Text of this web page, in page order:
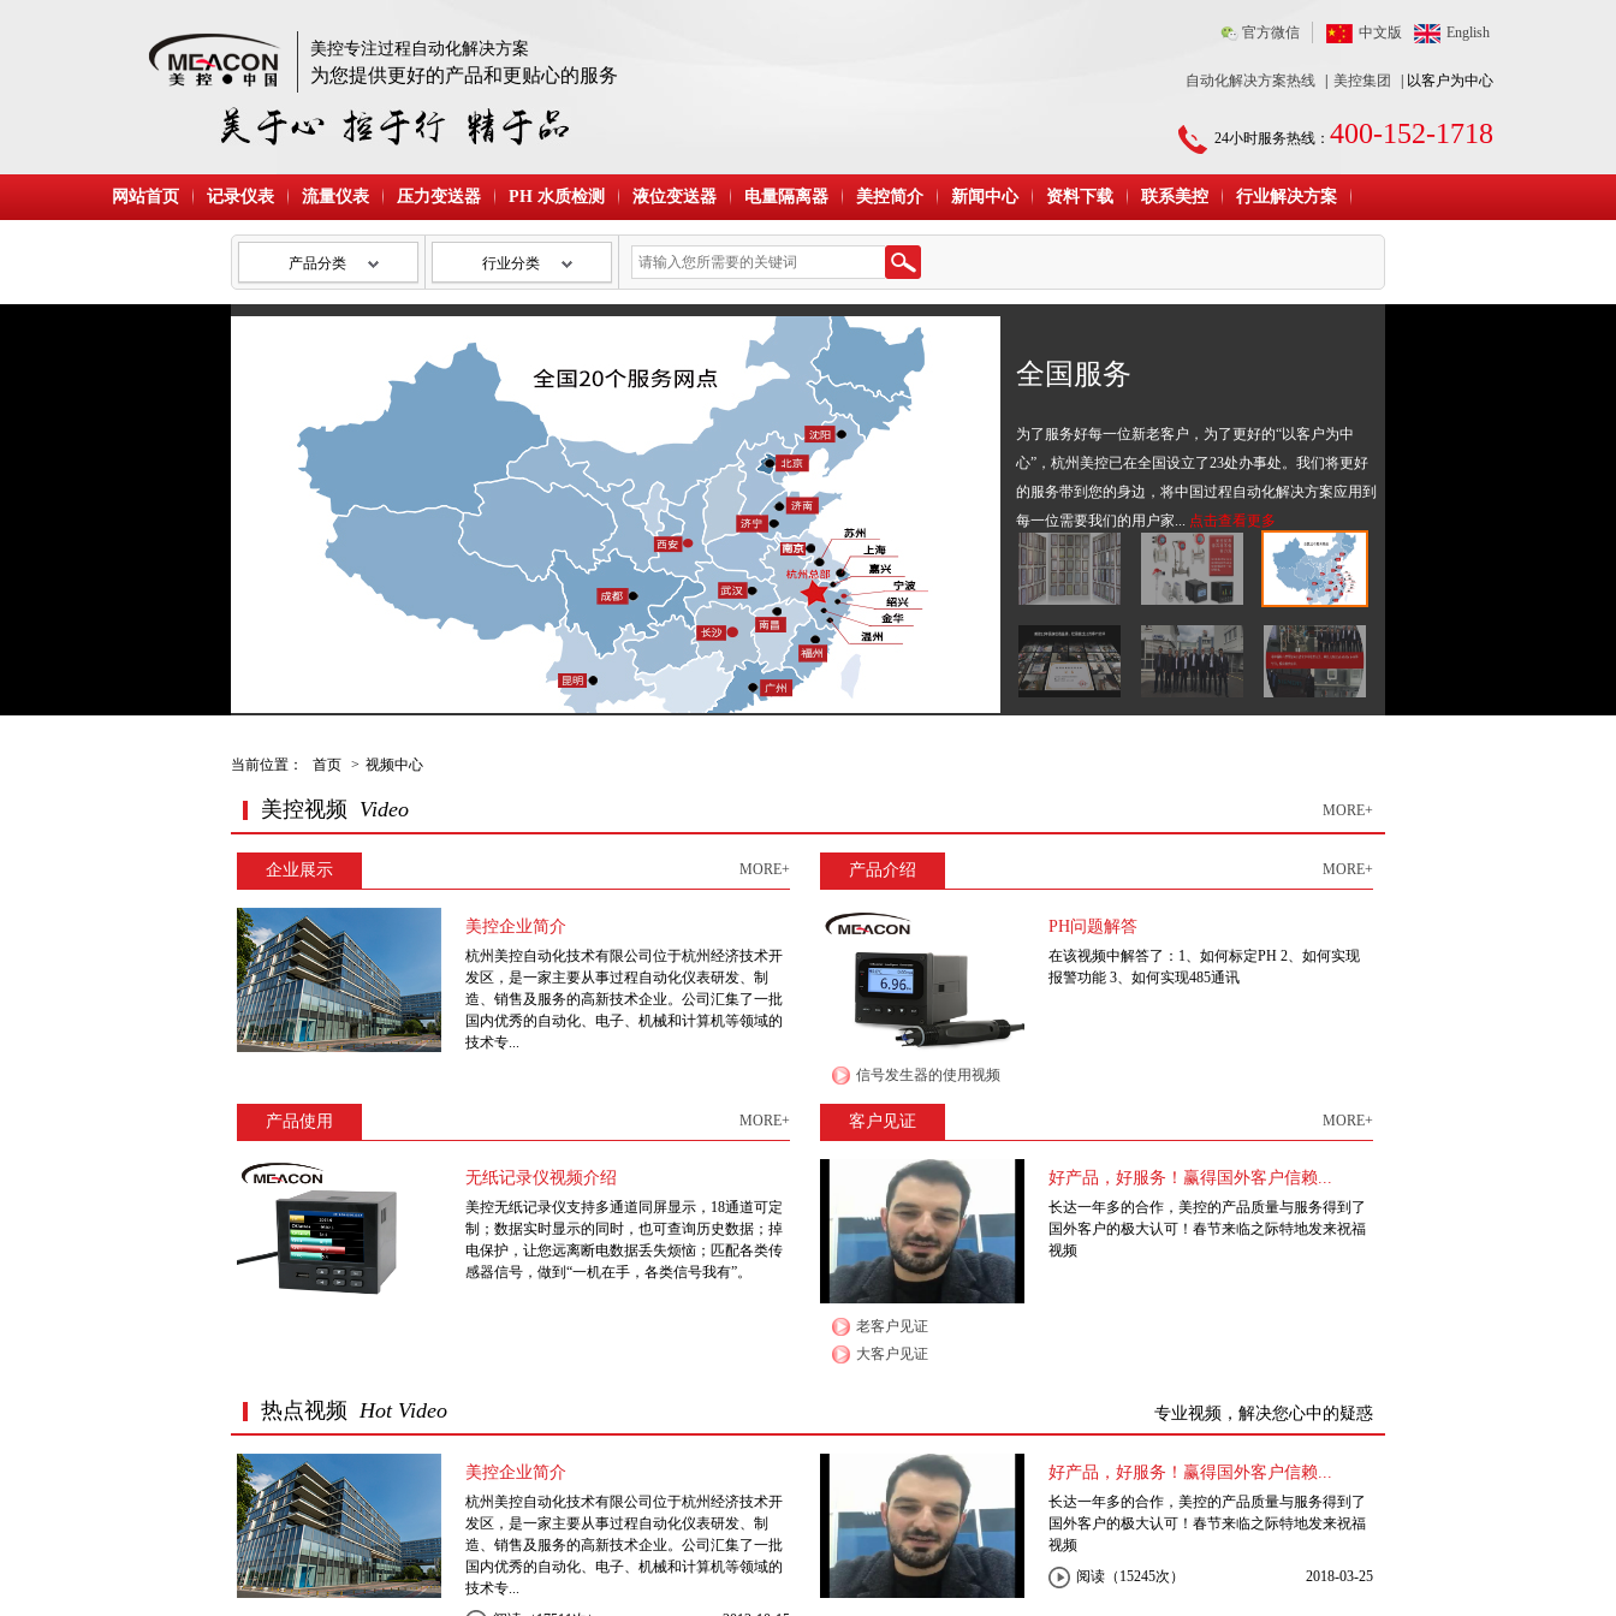
美控专注过程自动化解决方案
为您提供更好的产品和更贴心的服务
官方微信 中文版 English
自动化解决方案热线 美控集团 | 以客户为中心
24小时服务热线： 400-152-1718
网站首页 记录仪表 流量仪表 压力变送器 PH 水质检测 液位变送器 电量隔离器 美控简介 新闻中心 资料下载 联系美控 行业解决方案
产品分类 行业分类
全国服务
为了服务好每一位新老客户，为了更好的“以客户为中
心”，杭州美控已在全国设立了23处办事处。我们将更好
的服务带到您的身边，将中国过程自动化解决方案应用到
每一位需要我们的用户家... 点击查看更多
当前位置： 首页 > 视频中心
MORE+
美控视频 Video
企业展示 MORE+
美控企业简介
杭州美控自动化技术有限公司位于杭州经济技术开
发区，是一家主要从事过程自动化仪表研发、制
造、销售及服务的高新技术企业。公司汇集了一批
国内优秀的自动化、电子、机械和计算机等领域的
技术专...
产品介绍 MORE+
PH问题解答
在该视频中解答了：1、如何标定PH 2、如何实现
报警功能 3、如何实现485通讯
信号发生器的使用视频
产品使用 MORE+
无纸记录仪视频介绍
美控无纸记录仪支持多通道同屏显示，18通道可定
制；数据实时显示的同时，也可查询历史数据；掉
电保护，让您远离断电数据丢失烦恼；匹配各类传
感器信号，做到“一机在手，各类信号我有”。
客户见证 MORE+
好产品，好服务！赢得国外客户信赖...
长达一年多的合作，美控的产品质量与服务得到了
国外客户的极大认可！春节来临之际特地发来祝福
视频
老客户见证
大客户见证
专业视频，解决您心中的疑惑
热点视频 Hot Video
美控企业简介
杭州美控自动化技术有限公司位于杭州经济技术开
发区，是一家主要从事过程自动化仪表研发、制
造、销售及服务的高新技术企业。公司汇集了一批
国内优秀的自动化、电子、机械和计算机等领域的
技术专...
好产品，好服务！赢得国外客户信赖...
长达一年多的合作，美控的产品质量与服务得到了
国外客户的极大认可！春节来临之际特地发来祝福
视频
2018-03-25
阅读（15245次）